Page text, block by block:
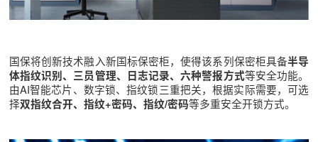
国保将创新技术融入新国标保密柜，使得该系列保密柜具备半导
体指纹识别、三员管理、日志记录、六种警报方式等安全功能。
由AI智能芯片、数字锁、指纹锁三重把关，根据实际需要，可选
择双指纹合开、指纹+密码、指纹/密码等多重安全开锁方式。